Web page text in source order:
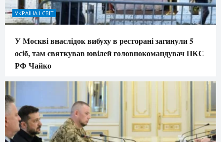
УКРАЇНА І СВІТ
У Москві внаслідок вибуху в ресторані загинули 5
осіб, там святкував ювілей головнокомандувач ПКС
РФ Чайко